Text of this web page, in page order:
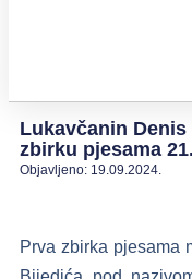
Lukavčanin
zbirku pjesama
Objavljeno: 19.09.2024.
Prva zbirka pjesama